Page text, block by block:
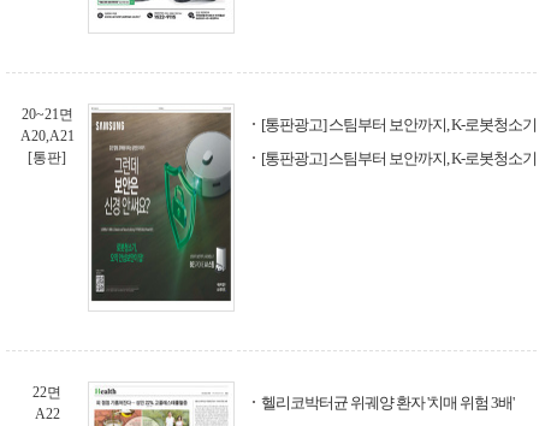
20~21면
A20,A21
[통판]
[통판광고] 스팀부터 보안까지, K-로봇청소기
[통판광고] 스팀부터 보안까지, K-로봇청소기
22면
A22
헬리코박터균 위궤양 환자 '치매 위험 3배'